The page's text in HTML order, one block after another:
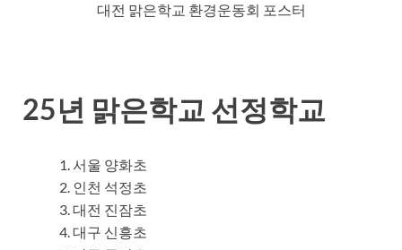
대전 맑은학교 환경운동회 포스터
25년 맑은학교 선정학교
서울 양화초
인천 석정초
대전 진잠초
대구 신흥초